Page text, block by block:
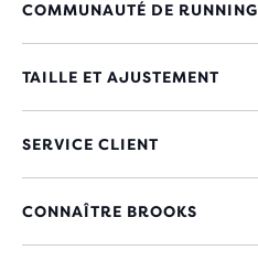
COMMUNAUTÉ DE RUNNING
TAILLE ET AJUSTEMENT
SERVICE CLIENT
CONNAÎTRE BROOKS